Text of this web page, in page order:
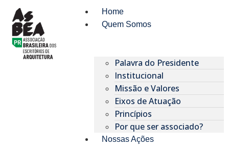
Home
Quem Somos
Palavra do Presidente
Institucional
Missão e Valores
Eixos de Atuação
Princípios
Por que ser associado?​
Nossas Ações